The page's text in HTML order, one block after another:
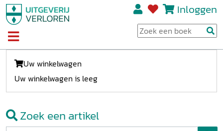
Inloggen
Uw winkelwagen
Uw winkelwagen is leeg
Zoek een artikel